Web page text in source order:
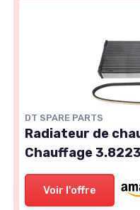
DT SPARE PARTS
Radiateur de
Chauffage
Voir l'offre